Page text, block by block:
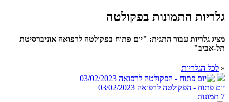
גלריות התמונות בפקולטה
מציג גלריות עבור התגית: "יום פתוח בפקולטה לרפואה אוניברסיטת
תל-אביב"
« לכל הגלריות
יום פתוח - הפקולטה לרפואה 03/02/2023
7 תמונות